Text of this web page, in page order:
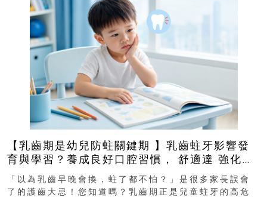
【乳齒期是幼兒防蛀關鍵期 】乳齒蛀牙影響發
育與學習？養成良好口腔習慣， 舒適達 強化琺
瑯質 兒童牙膏防護指南
「以為乳齒早晚會換，蛀了都不怕？」是很多家長誤會
了的護齒大忌！您知道嗎？乳齒期正是兒童蛀牙的高危